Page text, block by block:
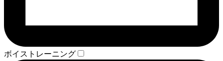
ボイストレーニング